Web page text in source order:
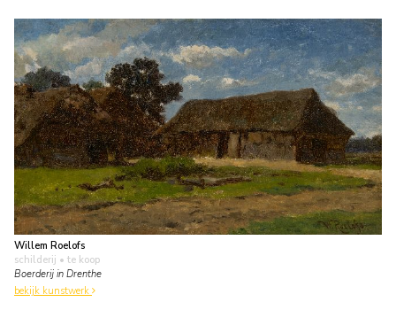
Willem Roelofs
schilderij • te koop
Boerderij in Drenthe
bekijk kunstwerk